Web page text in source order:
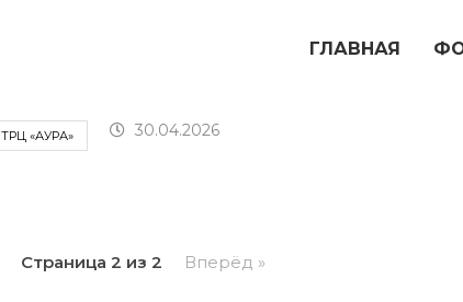
ГЛАВНАЯ
ТРЦ «АУРА» 30.04.2026
Страница 2 из 2 Вперёд »